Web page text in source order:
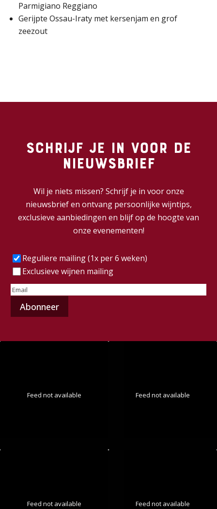
Parmigiano Reggiano
Gerijpte Ossau-Iraty met kersenjam en grof
zeezout
Schrijf je in voor de
nieuwsbrief
Wil je niets missen? Schrijf je in voor onze
nieuwsbrief en ontvang persoonlijke wijntips,
exclusieve aanbiedingen en blijf op de hoogte van
onze evenementen!
Frequentie(Vereist)
Reguliere mailing (1x per 6 weken)
Exclusieve wijnen mailing
E-
mailadres
Feed not available Feed not available
Feed not available Feed not available